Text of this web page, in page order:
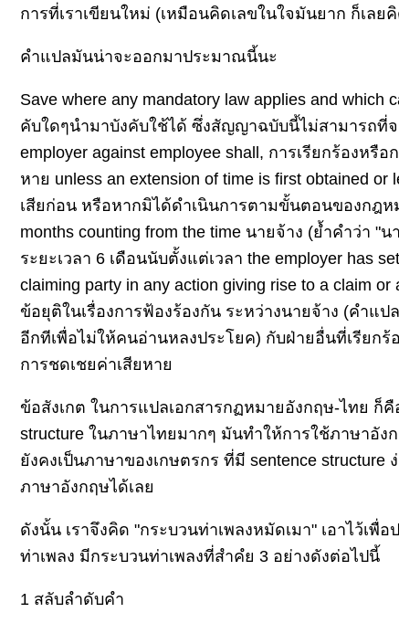
การที่เราเขียนใหม่ (เหมือนคิดเลขในใจมันยาก ก็เล
คำแปลมันน่าจะออกมาประมาณนี้นะ
Save where any mandatory law applies and
คับใดๆนำมาบังคับใช้ได้ ซึ่งสัญญาฉบับนี้ไม่สามารถที่จ
employer against employee shall, การเรียกร้องห
หาย unless an extension of time is first obtained
เสียก่อน หรือหากมิได้ดำเนินการตามขั้นตอนของกฎห
months counting from the time นายจ้าง (ย้ำคำว่า
ระยะเวลา 6 เดือนนับตั้งแต่เวลา the employer has
claiming party in any action giving rise to a claim
ข้อยุติในเรื่องการฟ้องร้องกัน ระหว่างนายจ้าง (คำแ
อีกทีเพื่อไม่ให้คนอ่านหลงประโยค) กับฝ่ายอื่นที่เรียกร้
การชดเชยค่าเสียหา
ข้อสังเกต ในการแปลเอกสารกฏหมายอังกฤษ-ไทย ก็
structure ในภาษาไทยมากๆ มันทำให้การใช้ภาษาอั
งคงเป็นภาษาของเกษตรกร ที่มี sentence structure
ภาษาอังกฤษได้เล
ดังนั้น เราจึงคิด "กระบวนท่าเพลงหมัดเมา" เอาไว้เพื่
ท่าเพลง มีกระบวนท่าเพลงที่สำคํย 3 อย่างดังต่อไปนี้
1 สลับลำดับคำ